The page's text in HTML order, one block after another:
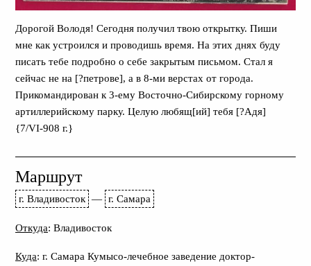
Дорогой Володя! Сегодня получил твою открытку. Пиши
мне как устроился и проводишь время. На этих днях буду
писать тебе подробно о себе закрытым письмом. Стал я
сейчас не на [?петрове], а в 8-ми верстах от города.
Прикомандирован к 3-ему Восточно-Сибирскому горному
артиллерийскому парку. Целую любящ[ий] тебя [?Адя]
{7/VI-908 г.}
Маршрут
г. Владивосток — г. Самара
Откуда: Владивосток
Куда: г. Самара Кумысо-лечебное заведение доктор-